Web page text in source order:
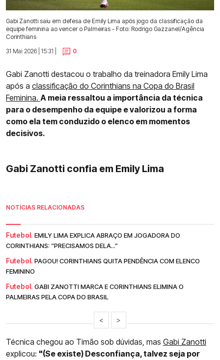
Gabi Zanotti saiu em defesa de Emily Lima após jogo da classificação da
equipe feminina ao vencer o Palmeiras - Foto: Rodrigo Gazzanel/Agência
Corinthians
31 Mai 2026 | 15:31 |
0
Gabi Zanotti destacou o trabalho da treinadora Emily Lima
após a classificação do Corinthians na Copa do Brasil
Feminina. A meia ressaltou a importância da técnica
para o desempenho da equipe e valorizou a forma
como ela tem conduzido o elenco em momentos
decisivos.
Gabi Zanotti confia em Emily Lima
NOTÍCIAS RELACIONADAS
Futebol. EMILY LIMA EXPLICA ABRAÇO EM JOGADORA DO
CORINTHIANS: “PRECISAMOS DELA...”
Futebol. PAGOU! CORINTHIANS QUITA PENDÊNCIA COM ELENCO
FEMININO
Futebol. GABI ZANOTTI MARCA E CORINTHIANS ELIMINA O
PALMEIRAS PELA COPA DO BRASIL
< >
Técnica chegou ao Timão sob dúvidas, mas Gabi Zanotti
explicou: "(Se existe) Desconfiança, talvez seja por